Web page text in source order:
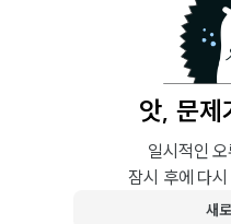
앗, 문제
일시적인
잠시 후에 다
새